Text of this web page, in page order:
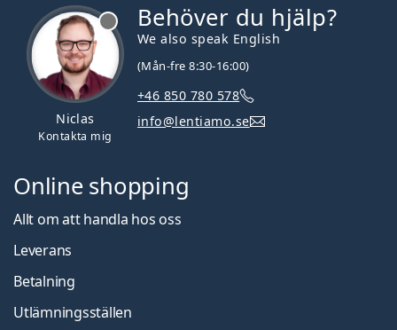
Niclas
Kontakta mig
Behöver du hjälp?
We also speak English
(Mån-fre 8:30-16:00)
+46 850 780 578
info@lentiamo.se
Online shopping
Allt om att handla hos oss
Leverans
Betalning
Utlämningsställen